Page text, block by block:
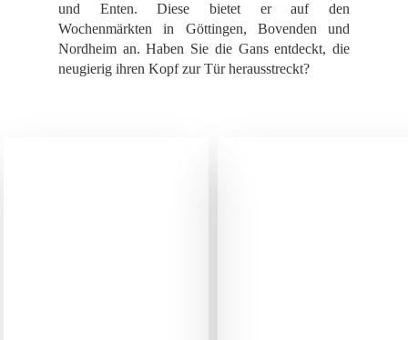
und Enten. Diese bietet er auf den
Wochenmärkten in Göttingen, Bovenden und
Nordheim an. Haben Sie die Gans entdeckt, die
neugierig ihren Kopf zur Tür herausstreckt?